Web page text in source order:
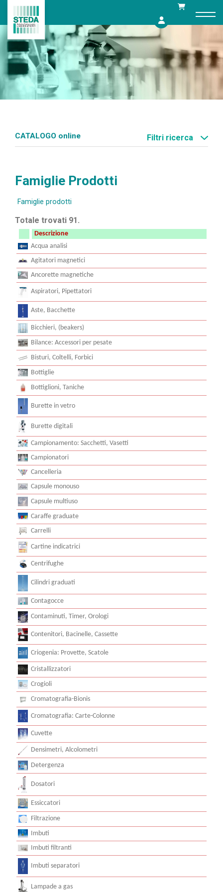
content
CATALOGO online Filtri ricerca
Famiglie Prodotti
Famiglie prodotti
Totale trovati 91.
Descrizione
Acqua analisi
Agitatori magnetici
Ancorette magnetiche
Aspiratori, Pipettatori
Aste, Bacchette
Bicchieri, (beakers)
Bilance: Accessori per pesate
Bisturi, Coltelli, Forbici
Bottiglie
Bottiglioni, Taniche
Burette in vetro
Burette digitali
Campionamento: Sacchetti, Vasetti
Campionatori
Cancelleria
Capsule monouso
Capsule multiuso
Caraffe graduate
Carrelli
Cartine indicatrici
Centrifughe
Cilindri graduati
Contagocce
Contaminuti, Timer, Orologi
Contenitori, Bacinelle, Cassette
Criogenia: Provette, Scatole
Cristallizzatori
Crogioli
Cromatografia-Bionis
Cromatografia: Carte-Colonne
Cuvette
Densimetri, Alcolometri
Detergenza
Dosatori
Essiccatori
Filtrazione
Imbuti
Imbuti filtranti
Imbuti separatori
Lampade a gas